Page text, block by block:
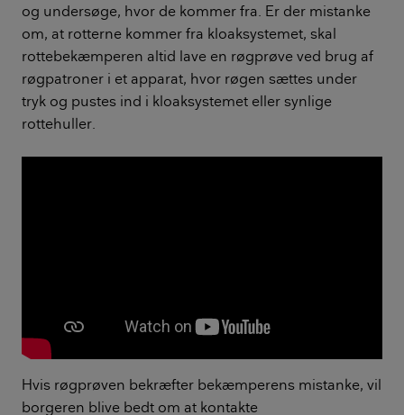
og undersøge, hvor de kommer fra. Er der mistanke
om, at rotterne kommer fra kloaksystemet, skal
rottebekæmperen altid lave en røgprøve ved brug af
røgpatroner i et apparat, hvor røgen sættes under
tryk og pustes ind i kloaksystemet eller synlige
rottehuller.
Hvis røgprøven bekræfter bekæmperens mistanke, vil
borgeren blive bedt om at kontakte